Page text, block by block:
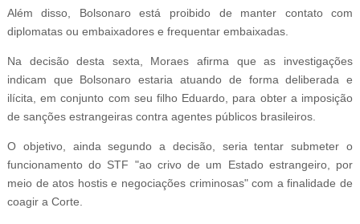
Além disso, Bolsonaro está proibido de manter contato com
diplomatas ou embaixadores e frequentar embaixadas.
Na decisão desta sexta, Moraes afirma que as investigações
indicam que Bolsonaro estaria atuando de forma deliberada e
ilícita, em conjunto com seu filho Eduardo, para obter a imposição
de sanções estrangeiras contra agentes públicos brasileiros.
O objetivo, ainda segundo a decisão, seria tentar submeter o
funcionamento do STF "ao crivo de um Estado estrangeiro, por
meio de atos hostis e negociações criminosas" com a finalidade de
coagir a Corte.